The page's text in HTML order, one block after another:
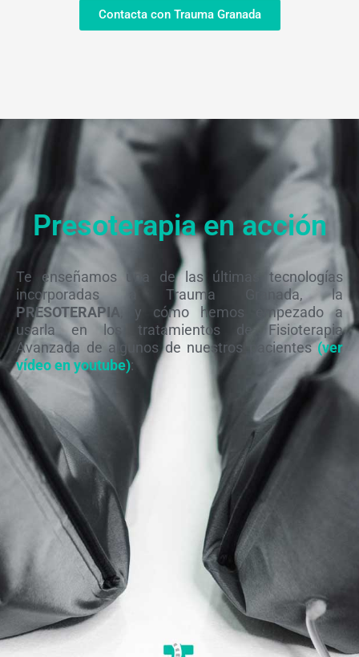
Contacta con Trauma Granada
Presoterapia en acción
Te enseñamos una de las últimas tecnologías
incorporadas a Trauma Granada, la
PRESOTERAPIA , y cómo hemos empezado a
usarla en los tratamientos de Fisioterapia
Avanzada de algunos de nuestros pacientes(ver
vídeo en youtube):